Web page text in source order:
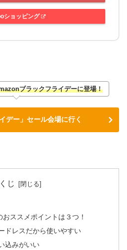
ショッピング
ブラックフライデーに登場！
デー」セール会場に行く
じ
おススメポイントは３つ！
ドレスだから使いやすい
込みがいい